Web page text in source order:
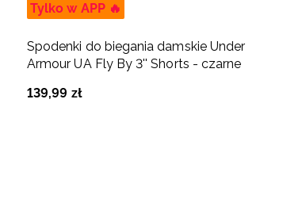
Tylko w APP 🔥
Spodenki do biegania damskie Under
Armour UA Fly By 3'' Shorts - czarne
139,99 zł